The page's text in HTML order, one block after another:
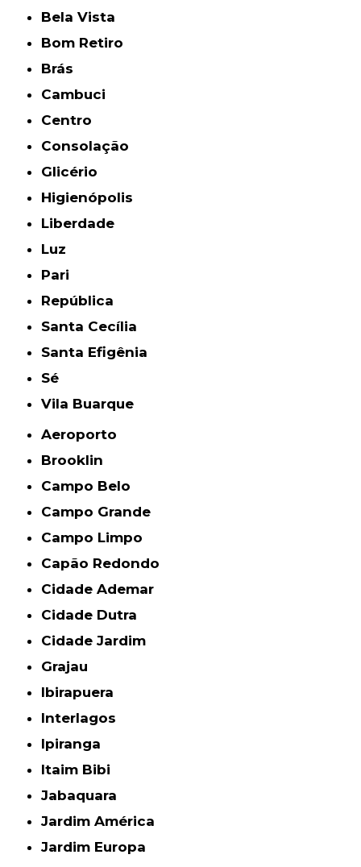
Bela Vista
Bom Retiro
Brás
Cambuci
Centro
Consolação
Glicério
Higienópolis
Liberdade
Luz
Pari
República
Santa Cecília
Santa Efigênia
Sé
Vila Buarque
Aeroporto
Brooklin
Campo Belo
Campo Grande
Campo Limpo
Capão Redondo
Cidade Ademar
Cidade Dutra
Cidade Jardim
Grajau
Ibirapuera
Interlagos
Ipiranga
Itaim Bibi
Jabaquara
Jardim América
Jardim Europa